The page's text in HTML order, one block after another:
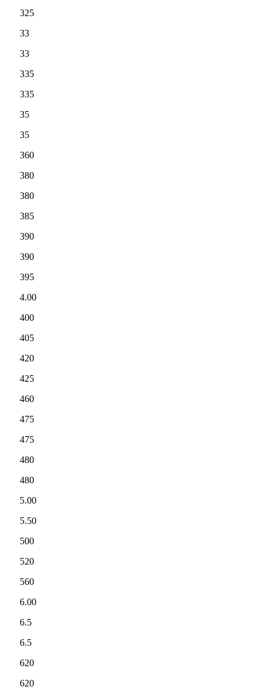
325
33
33
335
335
35
35
360
380
380
385
390
390
395
4.00
400
405
420
425
460
475
475
480
480
5.00
5.50
500
520
560
6.00
6.5
6.5
620
620